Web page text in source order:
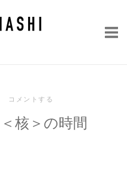
コメントする
核＞の時間